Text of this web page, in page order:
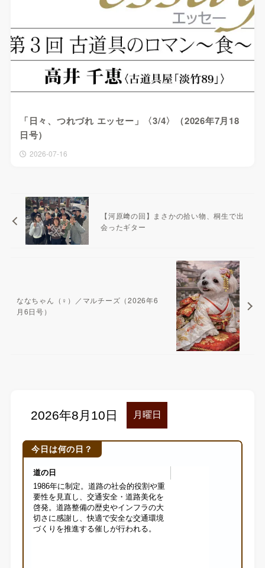
「日々、つれづれ エッセー」〈3/4〉（2026年7月18
日号）
2026-07-16
【河原﨑の回】まさかの拾い物、桐生で出
会ったギター
ななちゃん（♀）／マルチーズ（2026年6
月6日号）
今日は何の日？